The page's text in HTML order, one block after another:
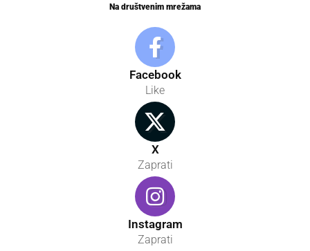
Na društvenim mrežama
Facebook
Like
X
Zaprati
Instagram
Zaprati